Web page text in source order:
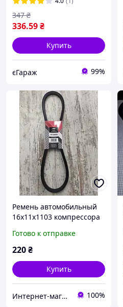
336.59₴
347 ₴
Купить
єГараж 99%
Ремень автомобильный
16х11х1103 компрессора
Готово к отправке
220₴
Купить
Интернет-магазин Автозапчасти 100%